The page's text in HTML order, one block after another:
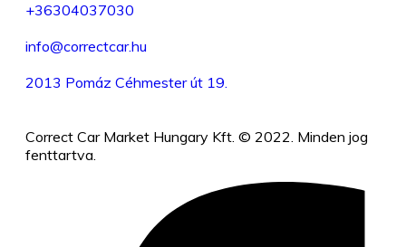
+36304037030
info@correctcar.hu
2013 Pomáz Céhmester út 19.
Correct Car Market Hungary Kft. © 2022. Minden jog
fenttartva.